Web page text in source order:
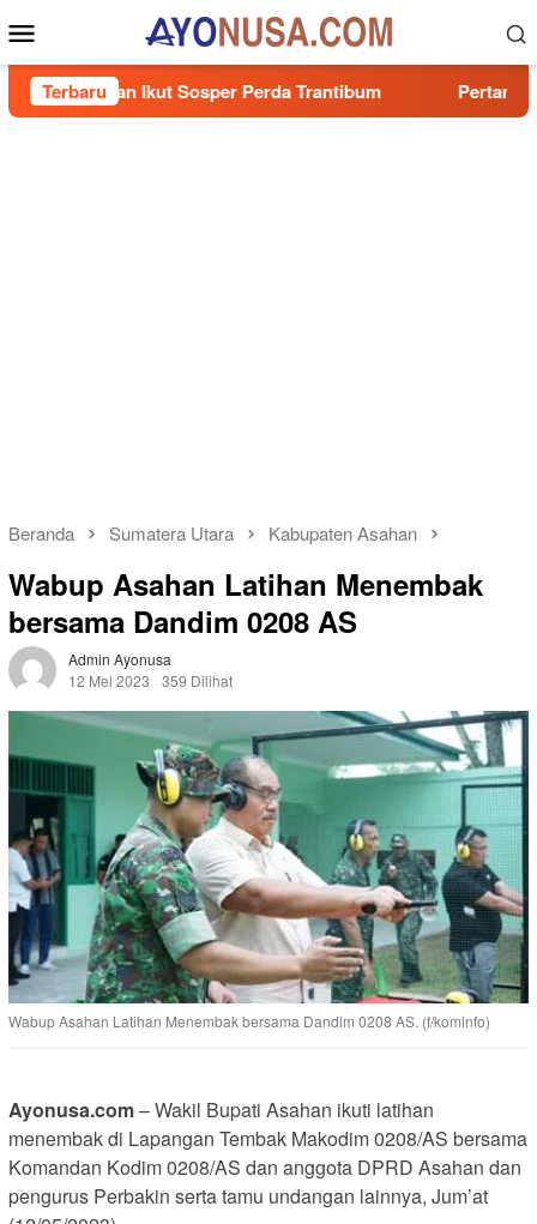
ke
kontenMobile
Terbaru
Ikut Sosper Perda Trantibum Pertamina Patra
Beranda Sumatera Utara Kabupaten Asahan
Wabup Asahan Latihan Menembak
bersama Dandim 0208 AS
Admin Ayonusa
12 Mei 2023
359 Dilihat
Wabup Asahan Latihan Menembak bersama Dandim 0208 AS. (f/kominfo)
Ayonusa.com– Wakil Bupati Asahan ikuti latihan
menembak di Lapangan Tembak Makodim 0208/AS bersama
Komandan Kodim 0208/AS dan anggota DPRD Asahan dan
pengurus Perbakin serta tamu undangan lainnya, Jum’at